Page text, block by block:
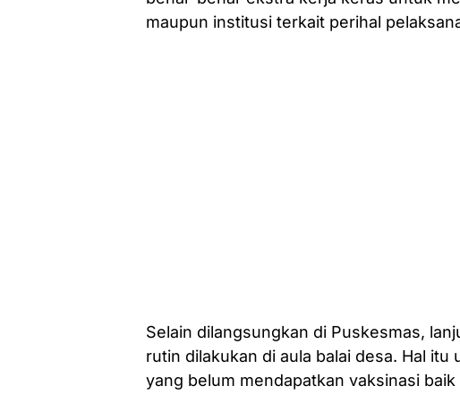
maupun institusi terkait perihal
Selain dilangsungkan di Puskesmas,
rutin dilakukan di aula balai desa. Hal
yang belum mendapatkan vaksinasi